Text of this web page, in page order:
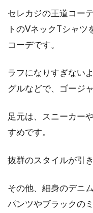
ア
ド
セレカジの王道コー
トのVネックTシャツ
コーデです。
ラフになりすぎない
グルなどで、ゴージ
足元は、スニーカー
すめです。
抜群のスタイルが引
その他、細身のデニ
パンツやブラックの